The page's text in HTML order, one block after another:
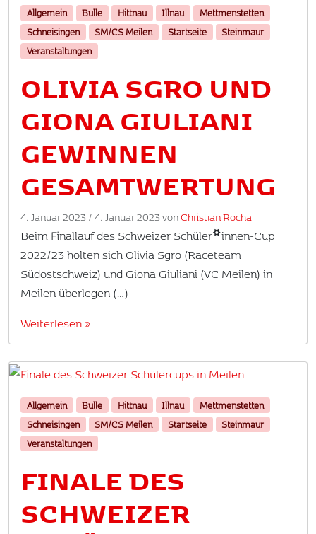
Allgemein Bulle Hittnau Illnau
Mettmenstetten
Schneisingen
SM/CS Meilen Startseite
Steinmaur
Veranstaltungen
OLIVIA SGRO UND
GIONA GIULIANI
GEWINNEN
GESAMTWERTUNG
4. Januar 2023 / 4. Januar 2023vonChristian Rocha
Beim Finallauf des Schweizer Schüler*innen-Cup
2022/23 holten sich Olivia Sgro (Raceteam
Südostschweiz) und Giona Giuliani (VC Meilen) in
Meilen überlegen (…)
Weiterlesen »
Allgemein Bulle Hittnau Illnau
Mettmenstetten
Schneisingen
SM/CS Meilen Startseite
Steinmaur
Veranstaltungen
FINALE DES
SCHWEIZER